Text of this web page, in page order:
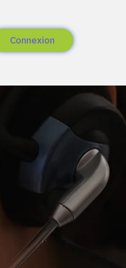
Connexion